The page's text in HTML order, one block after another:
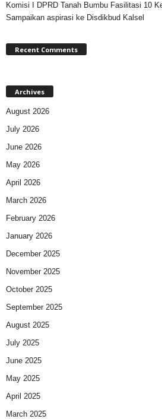
Komisi I DPRD Tanah Bumbu Fasilitasi 10
Sampaikan aspirasi ke Disdikbud Kalsel
Recent Comments
Archives
August 2026
July 2026
June 2026
May 2026
April 2026
March 2026
February 2026
January 2026
December 2025
November 2025
October 2025
September 2025
August 2025
July 2025
June 2025
May 2025
April 2025
March 2025